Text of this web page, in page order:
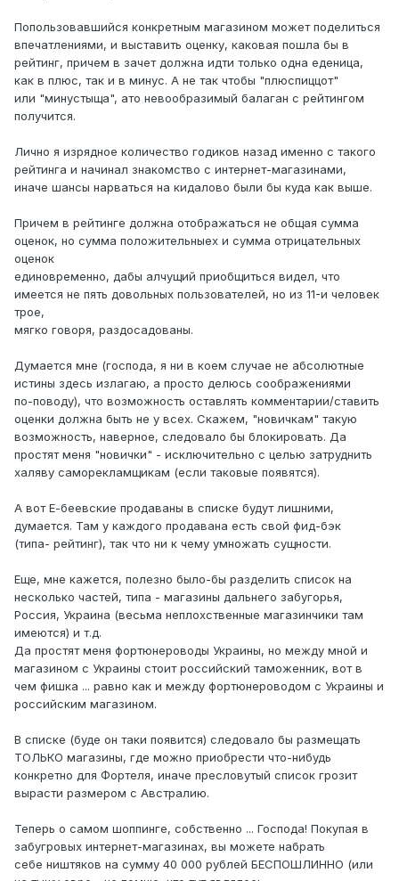
Попользовавшийся конкретным магазином может поделиться
впечатлениями, и выставить оценку, каковая пошла бы в
рейтинг, причем в зачет должна идти только одна еденица,
как в плюс, так и в минус. А не так чтобы "плюспиццот"
или "минустыща", ато невообразимый балаган с рейтингом
получится.
Лично я изрядное количество годиков назад именно с такого
рейтинга и начинал знакомство с интернет-магазинами,
иначе шансы нарваться на кидалово были бы куда как выше.
Причем в рейтинге должна отображаться не общая сумма
оценок, но сумма положительныех и сумма отрицательных
оценок
единовременно, дабы алчущий приобщиться видел, что
имеется не пять довольных пользователей, но из 11-и человек
трое,
мягко говоря, раздосадованы.
Думается мне (господа, я ни в коем случае не абсолютные
истины здесь излагаю, а просто делюсь соображениями
по-поводу), что возможность оставлять комментарии/ставить
оценки должна быть не у всех. Скажем, "новичкам" такую
возможность, наверное, следовало бы блокировать. Да
простят меня "новички" - исключительно с целью затруднить
халяву саморекламщикам (если таковые появятся).
А вот Е-беевские продаваны в списке будут лишними,
думается. Там у каждого продавана есть свой фид-бэк
(типа- рейтинг), так что ни к чему умножать сущности.
Еще, мне кажется, полезно было-бы разделить список на
несколько частей, типа - магазины дальнего забугорья,
Россия, Украина (весьма неплохственные магазинчики там
имеются) и т.д.
Да простят меня фортюнероводы Украины, но между мной и
магазином с Украины стоит российский таможенник, вот в
чем фишка ... равно как и между фортюнероводом с Украины и
российским магазином.
В списке (буде он таки появится) следовало бы размещать
ТОЛЬКО магазины, где можно приобрести что-нибудь
конкретно для Фортеля, иначе пресловутый список грозит
вырасти размером с Австралию.
Теперь о самом шоппинге, собственно ... Господа! Покупая в
забугровых интернет-магазинах, вы можете набрать
себе ништяков на сумму 40 000 рублей БЕСПОШЛИННО (или